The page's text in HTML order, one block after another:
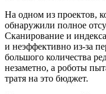
На одном из проектов,
обнаружили полное
Сканирование и
и неэффективно из-за
большого количества
незаметно, а роботы
тратя на это бюджет.